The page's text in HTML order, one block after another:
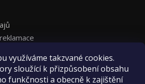
využíváme takzvané cookies.
sloužící k přizpůsobení obsahu
funkčnosti a obecně k zajištění